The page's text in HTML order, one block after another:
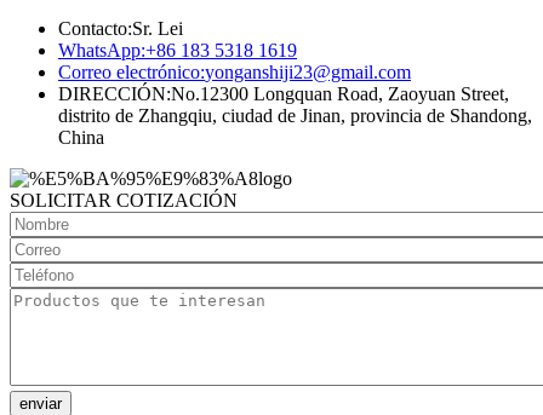
Contacto:Sr. Lei
WhatsApp:+86 183 5318 1619
Correo electrónico:yonganshiji23@gmail.com
DIRECCIÓN:No.12300 Longquan Road, Zaoyuan Street,
distrito de Zhangqiu, ciudad de Jinan, provincia de Shandong,
China
SOLICITAR COTIZACIÓN
enviar